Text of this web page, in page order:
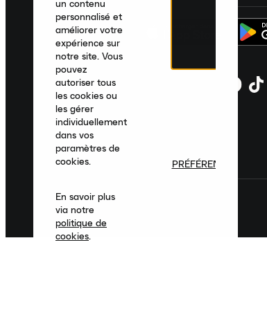
un contenu
personnalisé et
améliorer votre
expérience sur
notre site. Vous
pouvez
autoriser tous
les cookies ou
les gérer
individuellement
dans vos
paramètres de
cookies.
En savoir plus
via notre
politique de
cookies.
PRÉFÉRENCES